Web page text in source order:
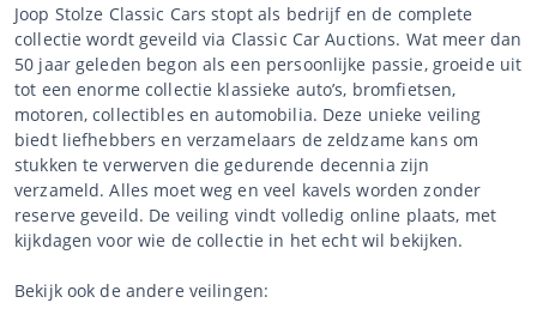
Joop Stolze Classic Cars stopt als bedrijf en de complete
collectie wordt geveild via Classic Car Auctions. Wat meer dan
50 jaar geleden begon als een persoonlijke passie, groeide uit
tot een enorme collectie klassieke auto’s, bromfietsen,
motoren, collectibles en automobilia. Deze unieke veiling
biedt liefhebbers en verzamelaars de zeldzame kans om
stukken te verwerven die gedurende decennia zijn
verzameld. Alles moet weg en veel kavels worden zonder
reserve geveild. De veiling vindt volledig online plaats, met
kijkdagen voor wie de collectie in het echt wil bekijken.
Bekijk ook de andere veilingen: